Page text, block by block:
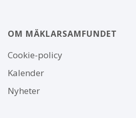
OM MÄKLARSAMFUNDET
Om
webbplatsen
Cookie-policy
Kalender
Nyheter